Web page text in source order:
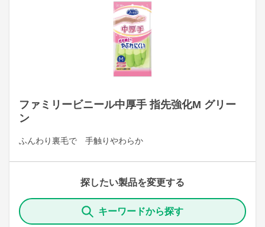
ファミリービニール中厚手 指先強化M グリー
ン
ふんわり裏毛で 手触りやわらか
探したい製品を変更する
キーワードから探す